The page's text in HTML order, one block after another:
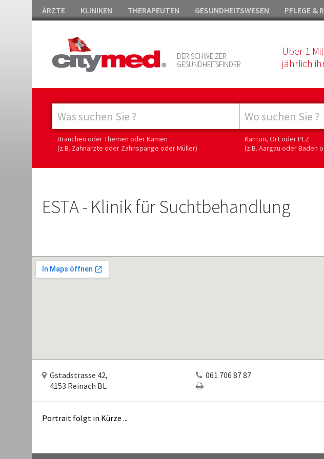
ÄRZTE KLINIKEN THERAPEUTEN GESUNDHEITSWESEN PFLEGE &
DER SCHWEIZER
GESUNDHEITSFINDER
Über 1
jährlich
Branchen oder Themen oder Namen
(z.B. Zahnärzte oder Zahnspange oder Müller)
Kanton, Ort oder PLZ
(z.B. Aargau oder Baden
ESTA - Klinik für Suchtbehandlung
Gstadstrasse 42,
4153 Reinach BL
061 706 87 87
Portrait folgt in Kürze ...